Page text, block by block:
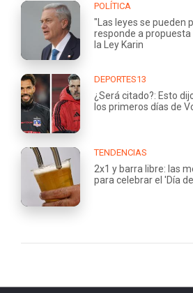
POLÍTICA
"Las leyes se pueden
responde a
la Ley Karin
DEPORTES13
¿Será citado?: Esto
los primeros días de
TENDENCIAS
2x1 y barra libre: las
para celebrar el 'Día